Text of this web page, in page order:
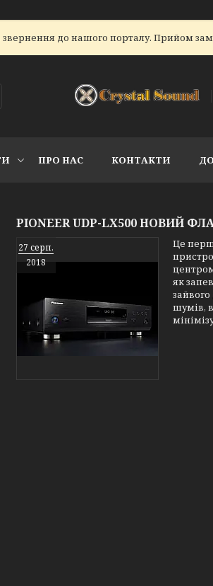
звернення до нашого порталу. Прийом
ПРО НАС КОНТАКТИ
PIONEER UDP-LX500 НОВИЙ
27 серп.
2018
Це
як
шумів,